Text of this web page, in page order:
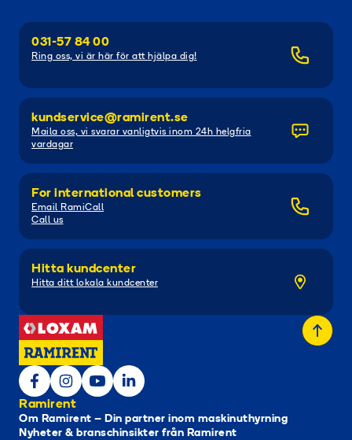
031-57 84 00
Ring oss, vi är här för att hjälpa dig!
kundservice@ramirent.se
Maila oss, vi svarar vanligtvis inom 24h helgfria
vardagar
For international customers
Email RamiCall
Call us
Hitta kundcenter
Hitta ditt lokala kundcenter
Ramirent
Om Ramirent – Din partner inom maskinuthyrning
Nyheter & branschinsikter från Ramirent